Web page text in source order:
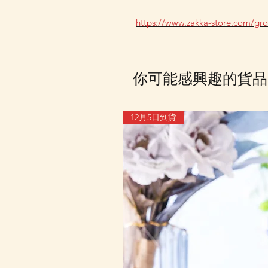
https://www.zakka-store.com/
你可能感興趣的貨品
12月5日到貨